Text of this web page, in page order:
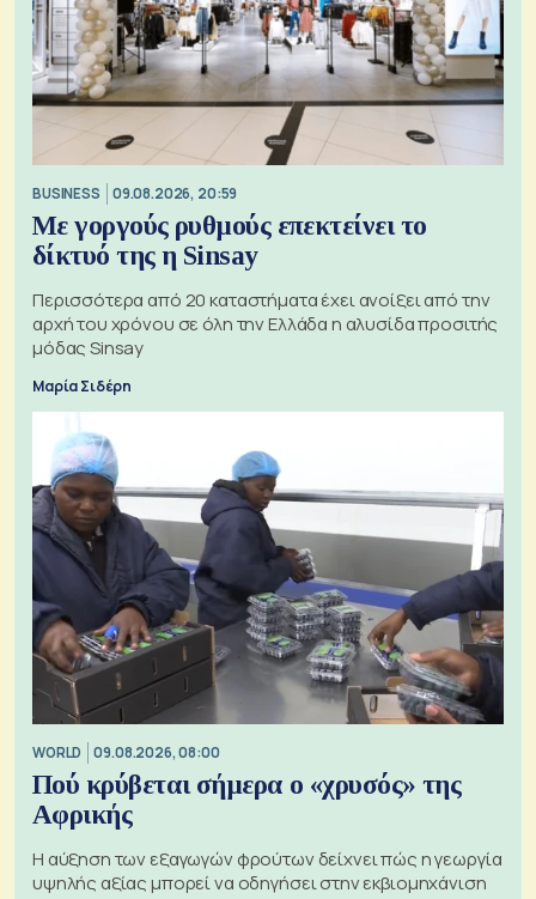
BUSINESS 09.08.2026, 20:59
Με γοργούς ρυθμούς επεκτείνει το
δίκτυό της η Sinsay
Περισσότερα από 20 καταστήματα έχει ανοίξει από την
αρχή του χρόνου σε όλη την Ελλάδα η αλυσίδα προσιτής
μόδας Sinsay
Μαρία Σιδέρη
WORLD 09.08.2026, 08:00
Πού κρύβεται σήμερα ο «χρυσός» της
Αφρικής
Η αύξηση των εξαγωγών φρούτων δείχνει πώς η γεωργία
υψηλής αξίας μπορεί να οδηγήσει στην εκβιομηχάνιση